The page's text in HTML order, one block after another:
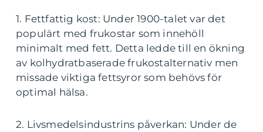
1. Fettfattig kost: Under 1900-talet var det
populärt med frukostar som innehöll
minimalt med fett. Detta ledde till en ökning
av kolhydratbaserade frukostalternativ men
missade viktiga fettsyror som behövs för
optimal hälsa.
2. Livsmedelsindustrins påverkan: Under de